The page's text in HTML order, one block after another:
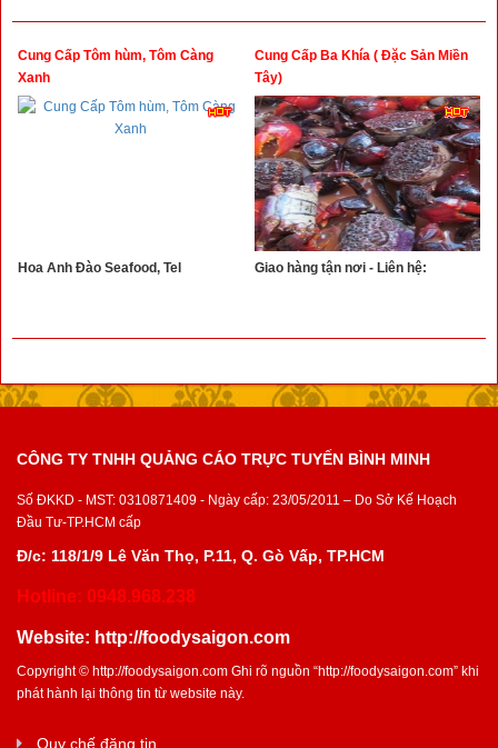
Cung Cấp Tôm hùm, Tôm Càng
Xanh
Hoa Anh Đào Seafood, Tel
Cung Cấp Ba Khía ( Đặc Sản Miền
Tây)
Giao hàng tận nơi - Liên hệ:
CÔNG TY TNHH QUẢNG CÁO TRỰC TUYẾN BÌNH MINH
Số ĐKKD - MST: 0310871409 - Ngày cấp: 23/05/2011 – Do Sở Kế Hoạch
Đầu Tư-TP.HCM cấp
Đ/c: 118/1/9 Lê Văn Thọ, P.11, Q. Gò Vấp, TP.HCM
Hotline: 0948.968.238
Website: http://foodysaigon.com
Copyright © http://foodysaigon.com Ghi rõ nguồn “http://foodysaigon.com” khi
phát hành lại thông tin từ website này.
Quy chế đăng tin